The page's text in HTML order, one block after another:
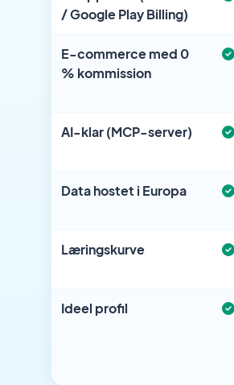
/ Google Play Billing)
E-commerce med 0
% kommission
AI-klar (MCP-server)
Data hostet i Europa
Læringskurve
Ideel profil